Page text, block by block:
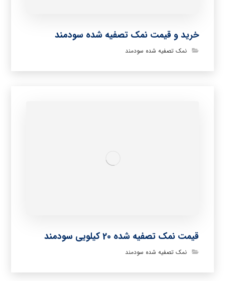
خرید و قیمت نمک تصفیه شده سودمند
نمک تصفیه شده سودمند
قیمت نمک تصفیه شده 20 کیلویی سودمند
نمک تصفیه شده سودمند